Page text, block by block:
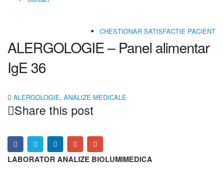
CHESTIONAR SATISFACTIE PACIENT
ALERGOLOGIE – Panel alimentar
IgE 36
ALERGOLOGIE, ANALIZE MEDICALE
Share this post
LABORATOR ANALIZE BIOLUMIMEDICA